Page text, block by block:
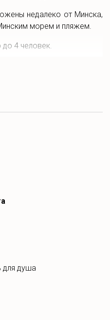
недалеко от Минска,
морем и пляжем.
4 человек.
для комфортного
оборудованная
ресторан-клуб
отправиться на
Минского моря.
Big Home расположена
для душа